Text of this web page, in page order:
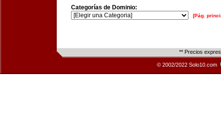
Categorías de Dominio:
[Pág.
** Precios
© 2002/2022 Solo10.com